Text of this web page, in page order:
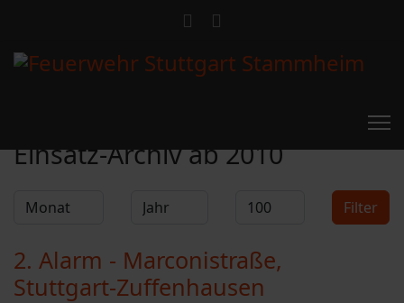
Einsatz-Archiv ab 2010
Filter
Monat Jahr Anzeige # Filter
2. Alarm - Marconistraße,
Stuttgart-Zuffenhausen